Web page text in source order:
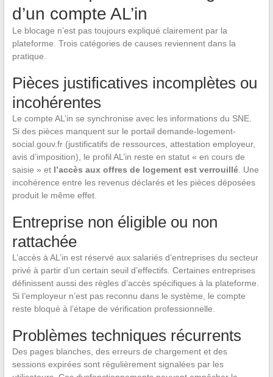
d’un compte AL’in
Le blocage n’est pas toujours expliqué clairement par la
plateforme. Trois catégories de causes reviennent dans la
pratique.
Pièces justificatives incomplètes ou
incohérentes
Le compte AL’in se synchronise avec les informations du SNE.
Si des pièces manquent sur le portail demande-logement-
social.gouv.fr (justificatifs de ressources, attestation employeur,
avis d’imposition), le profil AL’in reste en statut « en cours de
saisie » et l’accès aux offres de logement est verrouillé. Une
incohérence entre les revenus déclarés et les pièces déposées
produit le même effet.
Entreprise non éligible ou non
rattachée
L’accès à AL’in est réservé aux salariés d’entreprises du secteur
privé à partir d’un certain seuil d’effectifs. Certaines entreprises
définissent aussi des règles d’accès spécifiques à la plateforme.
Si l’employeur n’est pas reconnu dans le système, le compte
reste bloqué à l’étape de vérification professionnelle.
Problèmes techniques récurrents
Des pages blanches, des erreurs de chargement et des
sessions expirées sont régulièrement signalées par les